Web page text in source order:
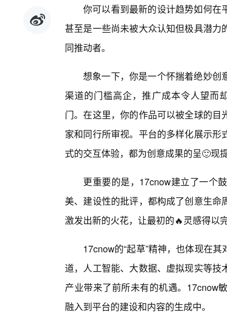
你可以看到最新的设计趋势如何在
甚至是一些尚未被大众认知但极具潜
同推动者。
想象一下，你是一个怀揣着绝妙创
渠道的门槛高企，推广成本令人望而
门。在这里，你的作品可以被全球的
家和同行所审视。平台的多样化展示
式的交互体验，都为创意成果的呈🙂现
更重要的是，17cnow建立了一个
美、建设性的批评，都构成了创意生
激发出新的火花，让最初的🔥灵感得以
17cnow的“起草”精神，也体现在
道，人工智能、大数据、虚拟现实等
产业带来了前所未有的机遇。17cnow
融入到平台的建设和内容的生成中。